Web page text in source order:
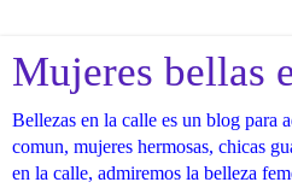
Mujeres bellas
Bellezas en la calle es un blog para
comun, mujeres hermosas, chicas
en la calle, admiremos la belleza